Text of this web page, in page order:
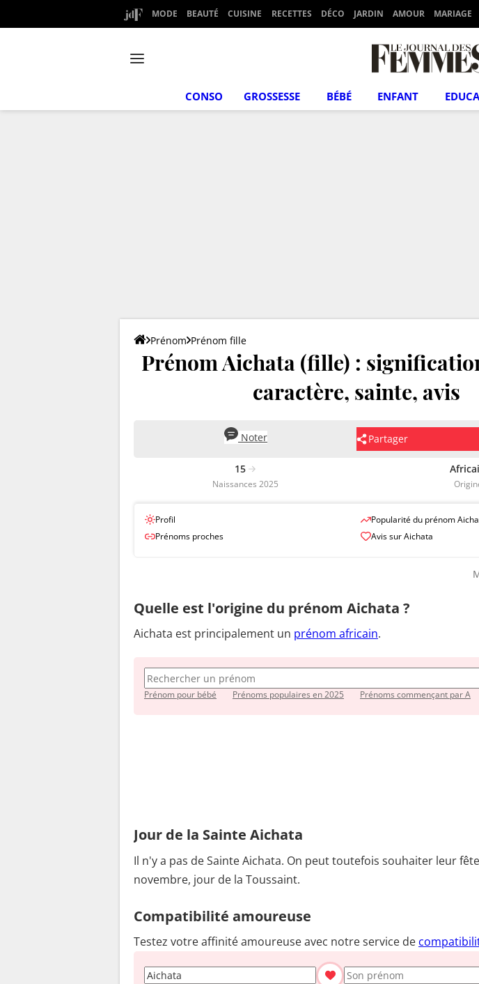
MODE BEAUTÉ CUISINE RECETTES DÉCO JARDIN AMOUR MARIAGE
CONSO GROSSESSE BÉBÉ ENFANT
Prénom Prénom fille
Prénom Aichata (fille) :
caractère, sainte, avis
Partager
Noter
15
Naissances 2025
Profil
Prénoms proches
Popularité du prénom
Avis sur Aichata
Quelle est l'origine du prénom Aichata ?
Aichata est principalement un prénom africain.
Prénom pour bébé Prénoms populaires en 2025 Prénoms commençant par A
Jour de la Sainte Aichata
Il n'y a pas de Sainte Aichata. On peut toutefois souhaiter leur
novembre, jour de la Toussaint.
Compatibilité amoureuse
Testez votre affinité amoureuse avec notre service de